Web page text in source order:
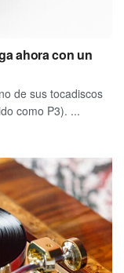
ahora con un
de sus tocadiscos
como P3). ...